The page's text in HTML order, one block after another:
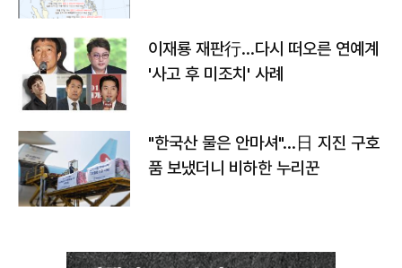
이재룡 재판行…다시 떠오른 연예계
'사고 후 미조치' 사례
"한국산 물은 안마셔"…日 지진 구호
품 보냈더니 비하한 누리꾼